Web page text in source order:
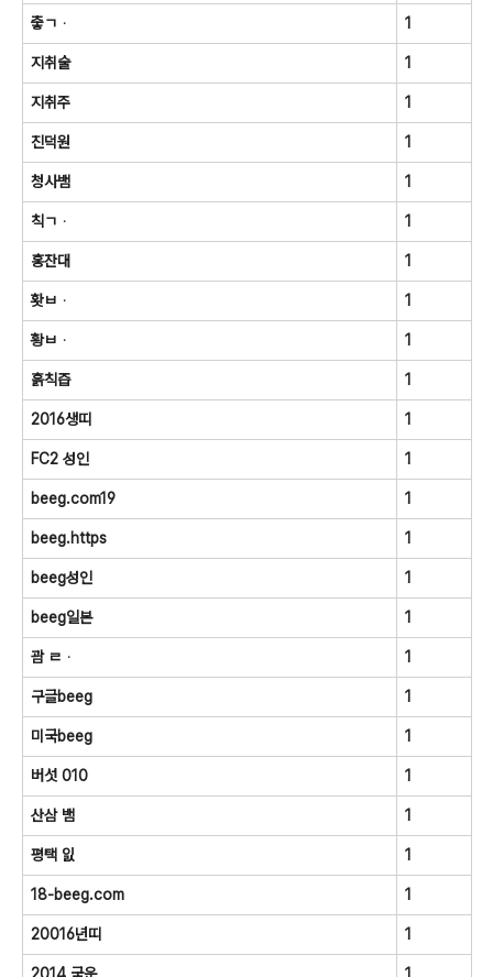
줗ㄱᆞ 1
지취술 1
지취주 1
진덕원 1
청사뱀 1
칙ㄱᆞ 1
홍잔대 1
홧ㅂᆞ 1
황ㅂᆞ 1
흙칙즙 1
2016생띠 1
FC2 성인 1
beeg.com19 1
beeg.https 1
beeg성인 1
beeg일본 1
괌 ㄹᆞ 1
구글beeg 1
미국beeg 1
버섯 010 1
산삼 뱀 1
평택 잀 1
18-beeg.com 1
20016년띠 1